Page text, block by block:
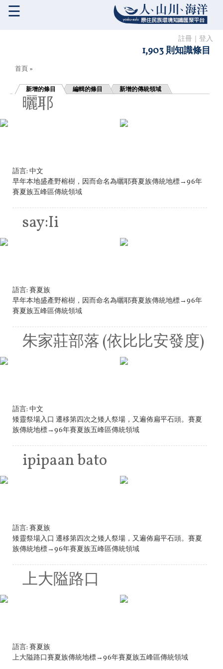
註冊 登入
1,903 則知識條目
☰
您在這裡
首頁 »
新增的條目 編輯的條目 新增的傳統領域
曬耶
語言: 中文
早年本地盛產野榕樹，因而命名為曬耶賽夏族傳統地標→96年
賽夏族五峰區傳統領域
say:Ii
語言: 賽夏族
早年本地盛產野榕樹，因而命名為曬耶賽夏族傳統地標→96年
賽夏族五峰區傳統領域
朱家莊部落 (依比比安發度)
語言: 中文
矮靈祭場入口 遷移第四次之矮人祭場，又遍佈扁平石頭。賽夏
族傳統地標→96年賽夏族五峰區傳統領域
ipipaan bato
語言: 賽夏族
矮靈祭場入口 遷移第四次之矮人祭場，又遍佈扁平石頭。賽夏
族傳統地標→96年賽夏族五峰區傳統領域
上大隘路口
語言: 賽夏族
上大隘路口賽夏族傳統地標→96年賽夏族五峰區傳統領域